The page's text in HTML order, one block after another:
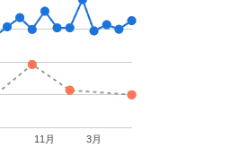
11月 3月